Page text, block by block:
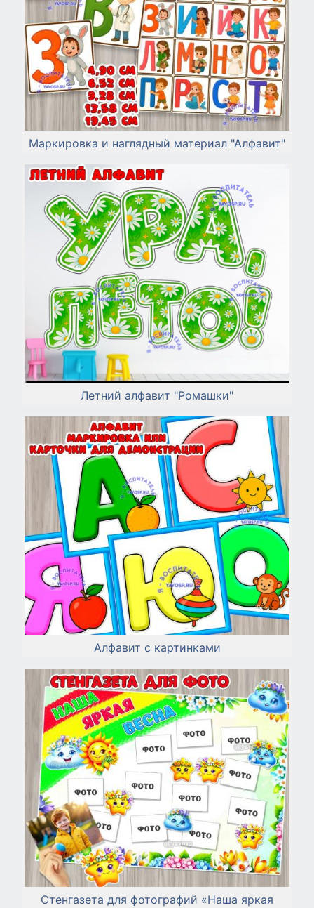
Маркировка и наглядный материал "Алфавит"
Летний алфавит "Ромашки"
Алфавит с картинками
Стенгазета для фотографий «Наша яркая